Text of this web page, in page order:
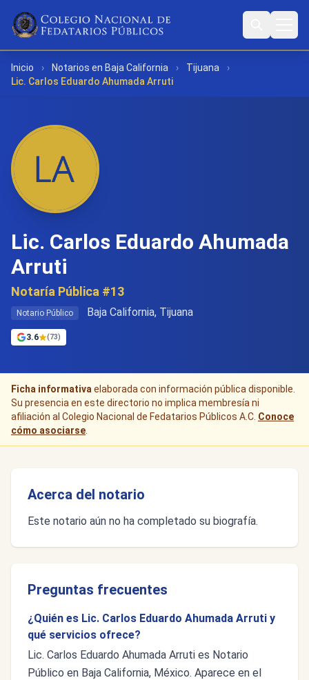
Inicio › Notarios en Baja California › Tijuana
›
Lic. Carlos Eduardo Ahumada Arruti
Lic. Carlos Eduardo Ahumada
Arruti
Notaría Pública #13
Notario Público Baja California, Tijuana
3.6 (73)
Ficha informativa elaborada con información pública disponible.
Su presencia en este directorio no implica membresía ni
afiliación al Colegio Nacional de Fedatarios Públicos A.C. Conoce
cómo asociarse
Acerca del notario
Este notario aún no ha completado su biografía.
Preguntas frecuentes
¿Quién es Lic. Carlos Eduardo Ahumada Arruti y
qué servicios ofrece?
Lic. Carlos Eduardo Ahumada Arruti es Notario
Público en Baja California, México. Aparece en el